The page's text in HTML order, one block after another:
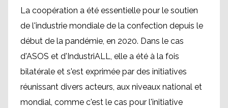
La coopération a été essentielle pour le soutien
de l'industrie mondiale de la confection depuis le
début de la pandémie, en 2020. Dans le cas
d'ASOS et d'IndustriALL, elle a été à la fois
bilatérale et s'est exprimée par des initiatives
réunissant divers acteurs, aux niveaux national et
mondial, comme c'est le cas pour l'initiative